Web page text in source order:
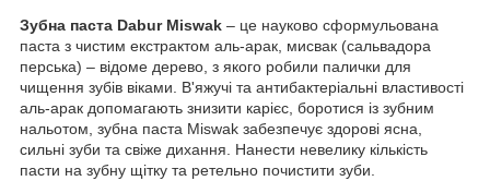
Зубна паста Dabur Miswak – це науково сформульована
паста з чистим екстрактом аль-арак, мисвак (сальвадора
перська) – відоме дерево, з якого робили палички для
чищення зубів віками. В'яжучі та антибактеріальні властивості
аль-арак допомагають знизити карієс, боротися із зубним
нальотом, зубна паста Miswak забезпечує здорові ясна,
сильні зуби та свіже дихання. Нанести невелику кількість
пасти на зубну щітку та ретельно почистити зуби.